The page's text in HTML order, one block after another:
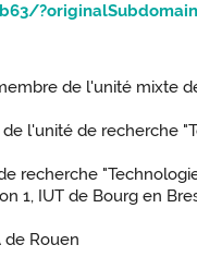
de l'unité mixte
l'unité de recherche
recherche
1, IUT de Bourg en
Rouen